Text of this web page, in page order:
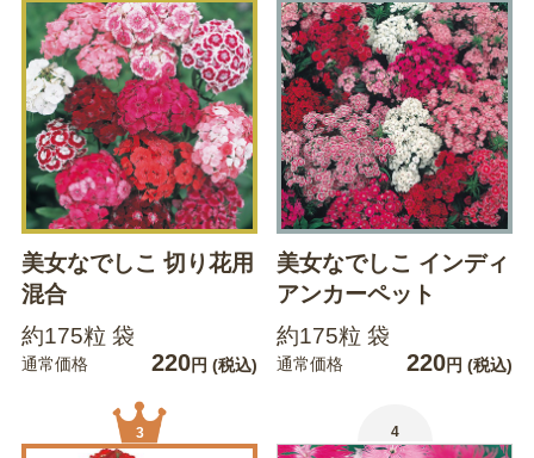
美女なでしこ 切り花用
混合
約175粒 袋
通常価格 220円 (税込)
美女なでしこ インディ
アンカーペット
約175粒 袋
通常価格 220円 (税込)
3 4